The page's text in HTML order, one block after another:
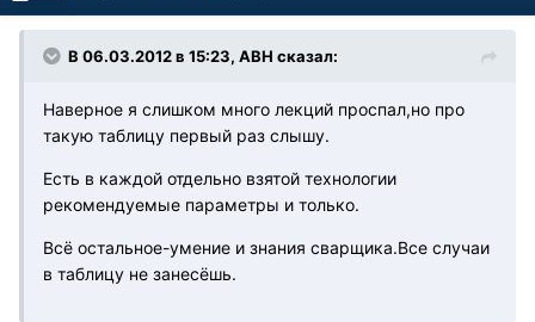
В 06.03.2012 в 15:23, АВН сказал:
Наверное я слишком много лекций проспал,но про
такую таблицу первый раз слышу.
Есть в каждой отдельно взятой технологии
рекомендуемые параметры и только.
Всё остальное-умение и знания сварщика.Все случаи
в таблицу не занесёшь.